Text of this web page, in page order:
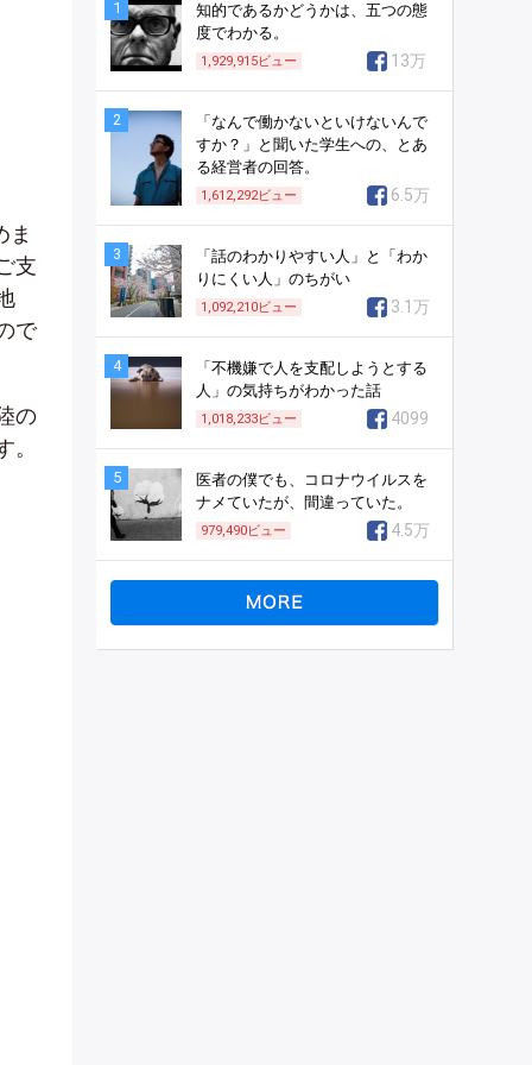
ま
支
で
の
1
知的であるかどうかは、五つの態
度でわかる。
1,929,915ビュー 13万
2
「なんで働かないといけないんで
すか？」と聞いた学生への、とあ
る経営者の回答。
1,612,292ビュー 6.5万
3
「話のわかりやすい人」と「わか
りにくい人」のちがい
1,092,210ビュー 3.1万
4
「不機嫌で人を支配しようとする
人」の気持ちがわかった話
1,018,233ビュー 4099
5
医者の僕でも、コロナウイルスを
ナメていたが、間違っていた。
979,490ビュー 4.5万